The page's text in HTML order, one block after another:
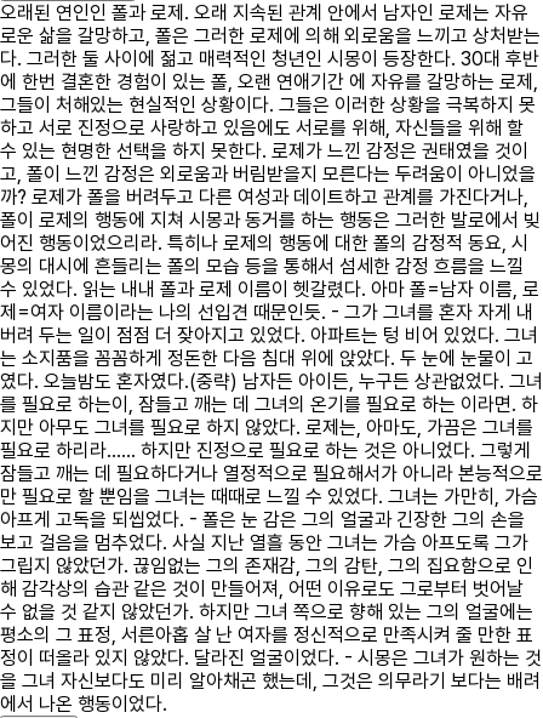
오래된 연인인 폴과 로제. 오래 지속된 관계 안에서 남자인 로제는 자유
로운 삶을 갈망하고, 폴은 그러한 로제에 의해 외로움을 느끼고 상처받는
다. 그러한 둘 사이에 젊고 매력적인 청년인 시몽이 등장한다. 30대 후반
에 한번 결혼한 경험이 있는 폴, 오랜 연애기간 에 자유를 갈망하는 로제,
그들이 처해있는 현실적인 상황이다. 그들은 이러한 상황을 극복하지 못
하고 서로 진정으로 사랑하고 있음에도 서로를 위해, 자신들을 위해 할
수 있는 현명한 선택을 하지 못한다. 로제가 느낀 감정은 권태였을 것이
고, 폴이 느낀 감정은 외로움과 버림받을지 모른다는 두려움이 아니었을
까? 로제가 폴을 버려두고 다른 여성과 데이트하고 관계를 가진다거나,
폴이 로제의 행동에 지쳐 시몽과 동거를 하는 행동은 그러한 발로에서 빚
어진 행동이었으리라. 특히나 로제의 행동에 대한 폴의 감정적 동요, 시
몽의 대시에 흔들리는 폴의 모습 등을 통해서 섬세한 감정 흐름을 느낄
수 있었다. 읽는 내내 폴과 로제 이름이 헷갈렸다. 아마 폴=남자 이름, 로
제=여자 이름이라는 나의 선입견 때문인듯. - 그가 그녀를 혼자 자게 내
버려 두는 일이 점점 더 잦아지고 있었다. 아파트는 텅 비어 있었다. 그녀
는 소지품을 꼼꼼하게 정돈한 다음 침대 위에 앉았다. 두 눈에 눈물이 고
였다. 오늘밤도 혼자였다.(중략) 남자든 아이든, 누구든 상관없었다. 그녀
를 필요로 하는이, 잠들고 깨는 데 그녀의 온기를 필요로 하는 이라면. 하
지만 아무도 그녀를 필요로 하지 않았다. 로제는, 아마도, 가끔은 그녀를
필요로 하리라...... 하지만 진정으로 필요로 하는 것은 아니었다. 그렇게
잠들고 깨는 데 필요하다거나 열정적으로 필요해서가 아니라 본능적으로
만 필요로 할 뿐임을 그녀는 때때로 느낄 수 있었다. 그녀는 가만히, 가슴
아프게 고독을 되씹었다. - 폴은 눈 감은 그의 얼굴과 긴장한 그의 손을
보고 걸음을 멈추었다. 사실 지난 열흘 동안 그녀는 가슴 아프도록 그가
그립지 않았던가. 끊임없는 그의 존재감, 그의 감탄, 그의 집요함으로 인
해 감각상의 습관 같은 것이 만들어져, 어떤 이유로도 그로부터 벗어날
수 없을 것 같지 않았던가. 하지만 그녀 쪽으로 향해 있는 그의 얼굴에는
평소의 그 표정, 서른아홉 살 난 여자를 정신적으로 만족시켜 줄 만한 표
정이 떠올라 있지 않았다. 달라진 얼굴이었다. - 시몽은 그녀가 원하는 것
을 그녀 자신보다도 미리 알아채곤 했는데, 그것은 의무라기 보다는 배려
에서 나온 행동이었다.